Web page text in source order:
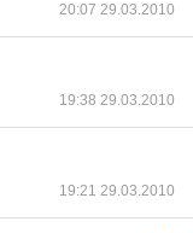
20:07 29.03.2010
19:38 29.03.2010
19:21 29.03.2010